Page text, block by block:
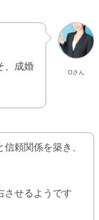
Oさん
、成婚
頼関係を築き、
させるようです